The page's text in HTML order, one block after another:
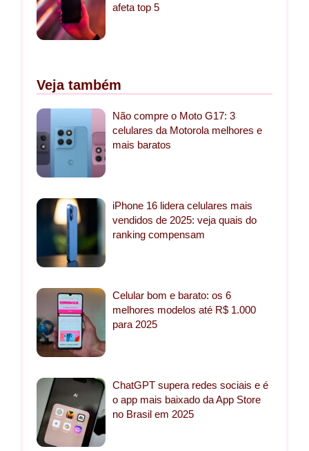
afeta top 5
Veja também
Não compre o Moto G17: 3
celulares da Motorola melhores e
mais baratos
iPhone 16 lidera celulares mais
vendidos de 2025: veja quais do
ranking compensam
Celular bom e barato: os 6
melhores modelos até R$ 1.000
para 2025
ChatGPT supera redes sociais e é
o app mais baixado da App Store
no Brasil em 2025